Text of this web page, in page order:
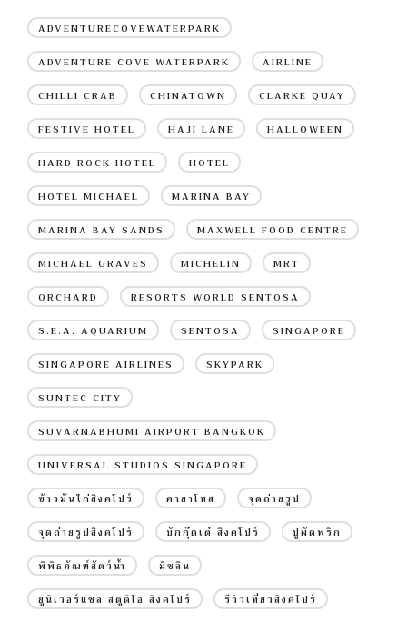
ADVENTURECOVEWATERPARK
ADVENTURE COVE WATERPARK AIRLINE
CHILLI CRAB CHINATOWN CLARKE QUAY
FESTIVE HOTEL HAJI LANE HALLOWEEN
HARD ROCK HOTEL HOTEL
HOTEL MICHAEL MARINA BAY
MARINA BAY SANDS MAXWELL FOOD CENTRE
MICHAEL GRAVES MICHELIN MRT
ORCHARD RESORTS WORLD SENTOSA
S.E.A. AQUARIUM SENTOSA SINGAPORE
SINGAPORE AIRLINES SKYPARK
SUNTEC CITY
SUVARNABHUMI AIRPORT BANGKOK
UNIVERSAL STUDIOS SINGAPORE
ข้าวมันไก่สิงคโปร์ คายาโทส จุดถ่ายรูป
จุดถ่ายรูปสิงคโปร์ บักกุ๊ดเต๋ สิงคโปร์ ปูผัดพริก
พิพิธภัณฑ์สัตว์น้ำ มิชลิน
ยูนิเวอร์แซล สตูดิโอ สิงคโปร์ รีวิวเที่ยวสิงคโปร์